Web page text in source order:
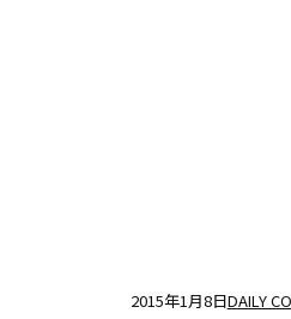
2015年1月8日DAILY